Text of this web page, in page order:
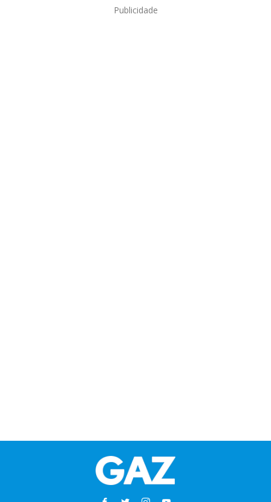
Publicidade